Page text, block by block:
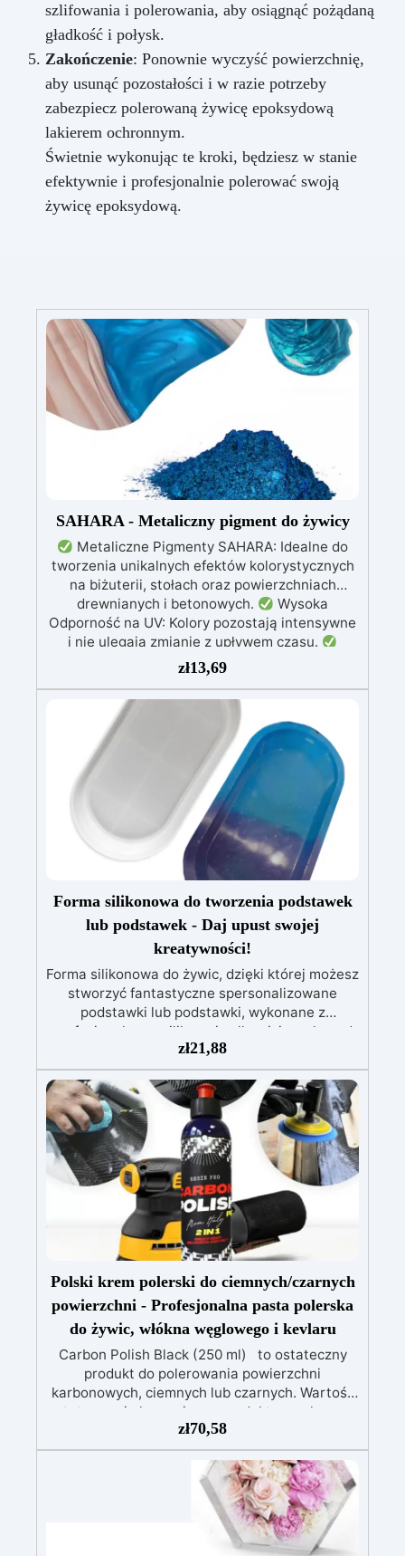
szlifowania i polerowania, aby osiągnąć pożądaną
gładkość i połysk.
Zakończenie: Ponownie wyczyść powierzchnię,
aby usunąć pozostałości i w razie potrzeby
zabezpiecz polerowaną żywicę epoksydową
lakierem ochronnym.
Świetnie wykonując te kroki, będziesz w stanie
efektywnie i profesjonalnie polerować swoją
żywicę epoksydową.
SAHARA - Metaliczny pigment do żywicy
Metaliczne Pigmenty SAHARA: Idealne do
tworzenia unikalnych efektów kolorystycznych
na biżuterii, stołach oraz powierzchniach
drewnianych i betonowych.
Wysoka
Odporność na UV: Kolory pozostają intensywne
i nie ulegają zmianie z upływem czasu.
Wszechstronność Zastosowania: Doskonałe do
żywicy epoksydowej, rękodzieła, modelarstwa i
Dostępne w Dwóch Rozmiarach:
Opakowania 10 g i 100 g, dostosowane do
różnych potrzeb użytkowników.
Szeroka
Paleta Kolorów: Bogata gama metalicznych i
perłowych odcieni, w tym złoto, miedź,
niebieski, zielony i wiele innych.
zł13,69
Forma silikonowa do tworzenia podstawek
lub podstawek - Daj upust swojej
kreatywności!
Forma silikonowa do żywic, dzięki której możesz
stworzyć fantastyczne spersonalizowane
podstawki lub podstawki, wykonane z
profesjonalnego silikonu i całkowicie wolne od
niedoskonałości. Dostępne zarówno w kształcie
okrągłym, jak i prostokątnym. Nieodkształcalna
forma silikonowa, charakteryzująca się dużą
wytrzymałością i trwałością. Rodzaj techniki
ręcznej: Kreacja w kształcie podstawek lub
uchwytów. Materiał: silikon Wielokrotnego
użytku, nieprzywierająca, łatwa w użyciu i
czyszczeniu. Uwaga: Do czyszczenia nie należy
używać agresywnych rozpuszczalników.
zł21,88
Polski krem ​​polerski do ciemnych/czarnych
powierzchni - Profesjonalna pasta polerska
do żywic, włókna węglowego i kevlaru
Carbon Polish Black (250 ml) to ostateczny
produkt do polerowania powierzchni
karbonowych, ciemnych lub czarnych. Wartość
estetyczna i ekonomiczna produktu węglowego
jest wysoka, dlatego istotne jest, aby
powierzchnię pokryć specjalnymi i
dedykowanymi produktami, które uwydatnią
piękno „węglowego wyglądu”. Unikanie
„ogólnych” produktów, które mogą zrujnować
wykonaną pracę, nie nadają połysku lub, co
gorsza, nie są w stanie usunąć dogłębnie rys.
zł70,58